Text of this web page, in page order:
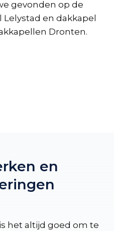
gevonden op de
en dakkapel
Dronten.
en
het altijd goed om te